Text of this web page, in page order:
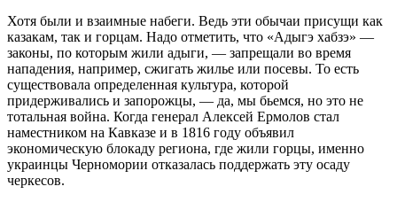
Хотя были и взаимные набеги. Ведь эти обычаи присущи как
казакам, так и горцам. Надо отметить, что «Адыгэ хабзэ» —
законы, по которым жили адыги, — запрещали во время
нападения, например, сжигать жилье или посевы. То есть
существовала определенная культура, которой
придерживались и запорожцы, — да, мы бьемся, но это не
тотальная война. Когда генерал Алексей Ермолов стал
наместником на Кавказе и в 1816 году объявил
экономическую блокаду региона, где жили горцы, именно
украинцы Черномории отказалась поддержать эту осаду
черкесов.